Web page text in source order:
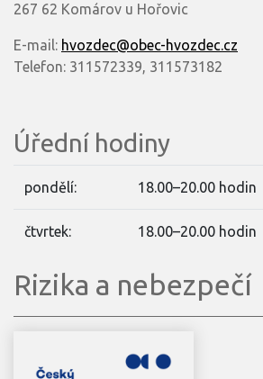
267 62 Komárov u Hořovic
E-mail: hvozdec@obec-hvozdec.cz
Telefon: 311572339, 311573182
Úřední hodiny
pondělí: 18.00–20.00 hodin
čtvrtek: 18.00–20.00 hodin
Rizika a nebezpečí